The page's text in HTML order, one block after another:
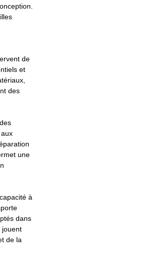
de
et
des
une
à
dans
jouent
de la